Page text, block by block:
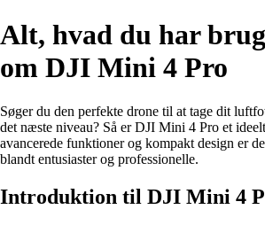
Alt, hvad du har
om DJI Mini 4 Pro
Søger du den perfekte drone til at tage dit
det næste niveau? Så er DJI Mini 4 Pro et
avancerede funktioner og kompakt design er
blandt entusiaster og professionelle.
Introduktion til DJI Mini 4